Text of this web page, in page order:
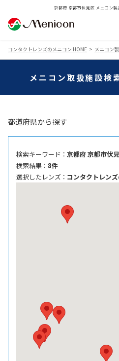
京都府 京都市伏見区 メニコン
コンタクトレンズのメニコン HOME メニコン
メニコン取扱施設検
都道府県から探す
検索キーワード ： 京都府 京都市伏
検索結果 ： 8件
選択したレンズ ： コンタクトレン